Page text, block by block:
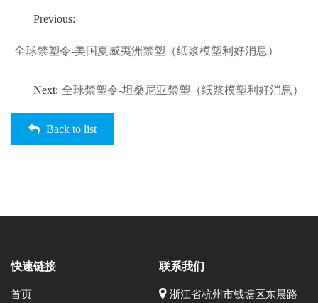
Previous:
全球禁塑令-美国夏威夷洲禁塑（纸浆模塑利好消息）
Next: 全球禁塑令-坦桑尼亚禁塑（纸浆模塑利好消息）
Back to list
快速链接
首页
联系我们
浙江省杭州市钱塘区东晨路